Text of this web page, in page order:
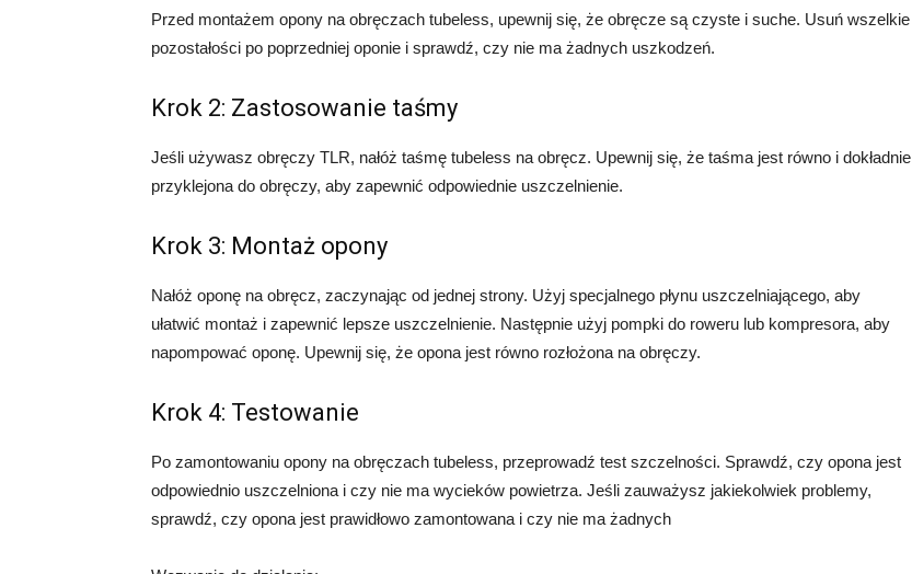
Przed montażem opony na obręczach tubeless, upewnij się, że obręcze są czyste i suche. Usuń wszelkie
pozostałości po poprzedniej oponie i sprawdź, czy nie ma żadnych uszkodzeń.
Krok 2: Zastosowanie taśmy
Jeśli używasz obręczy TLR, nałóż taśmę tubeless na obręcz. Upewnij się, że taśma jest równo i dokładnie
przyklejona do obręczy, aby zapewnić odpowiednie uszczelnienie.
Krok 3: Montaż opony
Nałóż oponę na obręcz, zaczynając od jednej strony. Użyj specjalnego płynu uszczelniającego, aby
ułatwić montaż i zapewnić lepsze uszczelnienie. Następnie użyj pompki do roweru lub kompresora, aby
napompować oponę. Upewnij się, że opona jest równo rozłożona na obręczy.
Krok 4: Testowanie
Po zamontowaniu opony na obręczach tubeless, przeprowadź test szczelności. Sprawdź, czy opona jest
odpowiednio uszczelniona i czy nie ma wycieków powietrza. Jeśli zauważysz jakiekolwiek problemy,
sprawdź, czy opona jest prawidłowo zamontowana i czy nie ma żadnych